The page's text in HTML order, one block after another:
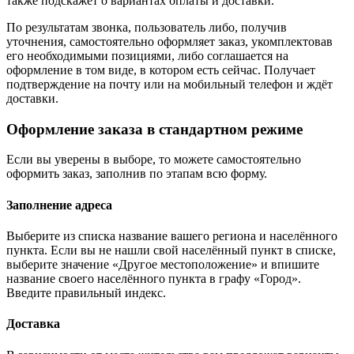
По результатам звонка, пользователь либо, получив
уточнения, самостоятельно оформляет заказ, укомплектовав
его необходимыми позициями, либо соглашается на
оформление в том виде, в котором есть сейчас. Получает
подтверждение на почту или на мобильный телефон и ждёт
доставки.
Оформление заказа в стандартном режиме
Если вы уверены в выборе, то можете самостоятельно
оформить заказ, заполнив по этапам всю форму.
Заполнение адреса
Выберите из списка название вашего региона и населённого
пункта. Если вы не нашли свой населённый пункт в списке,
выберите значение «Другое местоположение» и впишите
название своего населённого пункта в графу «Город».
Введите правильный индекс.
Доставка